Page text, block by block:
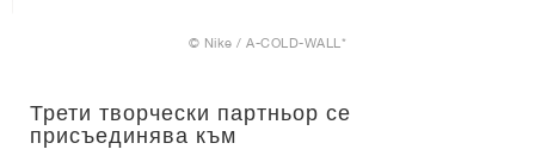
© Nike / A-COLD-WALL*
Трети творчески партньор се
присъединява към